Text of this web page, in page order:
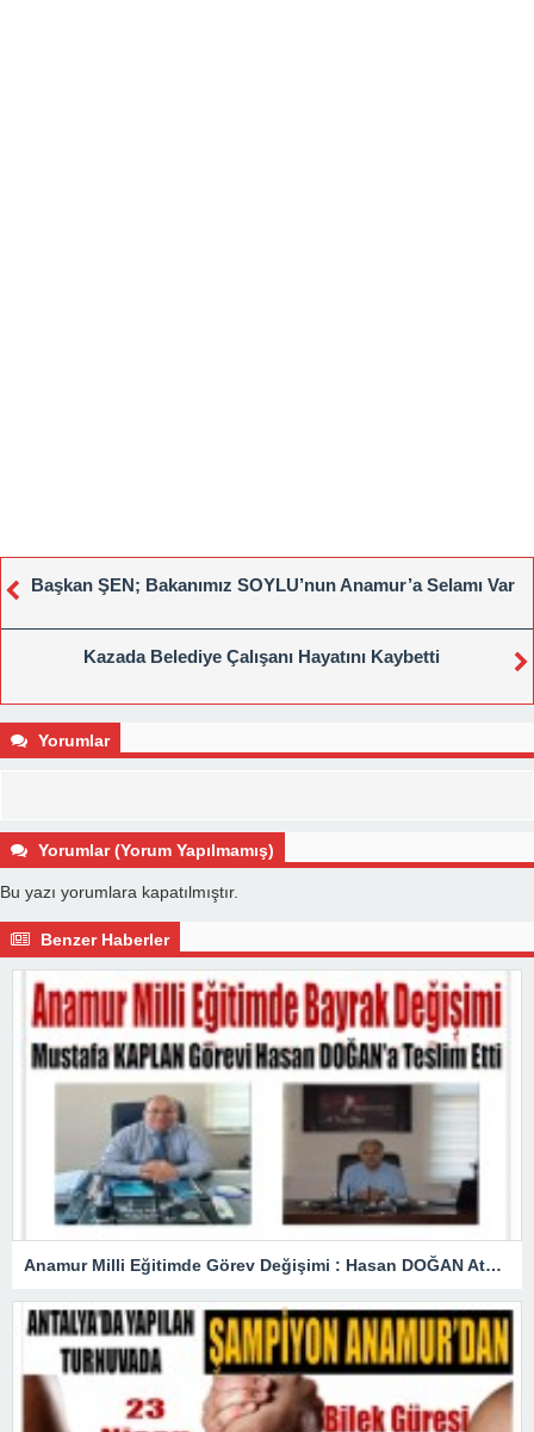
Başkan ŞEN; Bakanımız SOYLU’nun Anamur’a Selamı Var
Kazada Belediye Çalışanı Hayatını Kaybetti
Yorumlar
Yorumlar (Yorum Yapılmamış)
Bu yazı yorumlara kapatılmıştır.
Benzer Haberler
Anamur Milli Eğitimde Görev Değişimi : Hasan DOĞAN Atandı